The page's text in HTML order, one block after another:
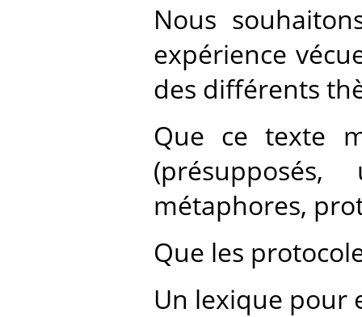
Nous
expérience
des différents
Que ce texte
métaphores,
Que les
Un lexique pour